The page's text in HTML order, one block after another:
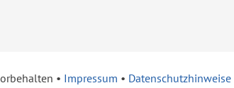
• Impressum • Datenschutzhinweise